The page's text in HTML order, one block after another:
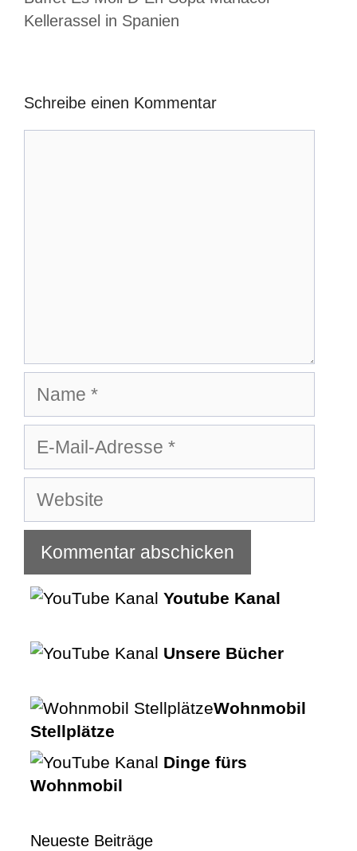
Kellerassel in Spanien
Schreibe einen Kommentar
Name
E-
Adresse
Website
Youtube Kanal
Unsere Bücher
Wohnmobil
Stellplätze
Dinge fürs
Wohnmobil
Neueste Beiträge